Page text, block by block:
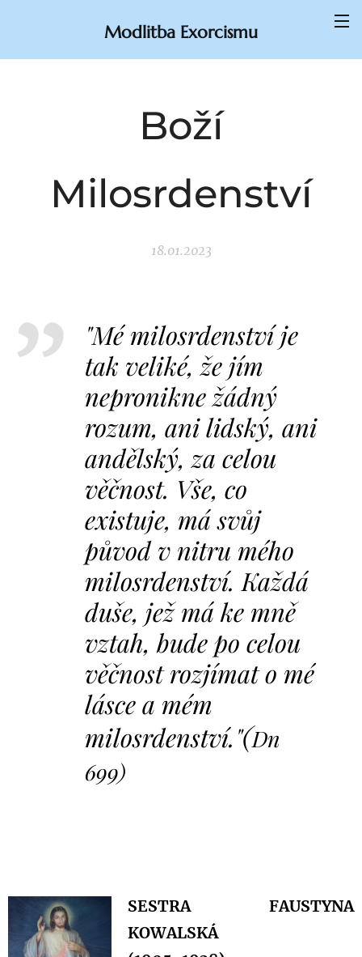
Modlitba Exorcismu
Boží
Milosrdenství
18.01.2023
"Mé milosrdenství je
tak veliké, že jím
nepronikne žádný
rozum, ani lidský, ani
andělský, za celou
věčnost. Vše, co
existuje, má svůj
původv nitru mého
milosrdenství. Každá
duše, jež má ke mně
vztah, bude po celou
věčnost rozjímat o mé
lásce a mém
milosrdenství."(Dn
699)
SESTRA FAUSTYNA
KOWALSKÁ